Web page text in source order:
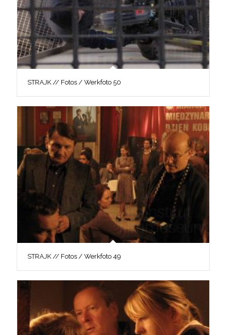
STRAJK // Fotos / Werkfoto 50
STRAJK // Fotos / Werkfoto 49